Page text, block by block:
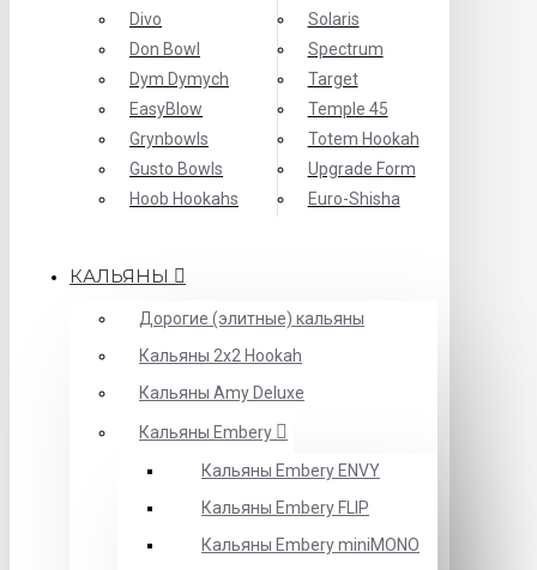
Divo
Don Bowl
Dym Dymych
EasyBlow
Grynbowls
Gusto Bowls
Hoob Hookahs
Solaris
Spectrum
Target
Temple 45
Totem Hookah
Upgrade Form
Еuro-Shisha
КАЛЬЯНЫ
Дорогие (элитные) кальяны
Кальяны 2х2 Hookah
Кальяны Amy Deluxe
Кальяны Embery
Кальяны Embery ENVY
Кальяны Embery FLIP
Кальяны Embery miniMONO